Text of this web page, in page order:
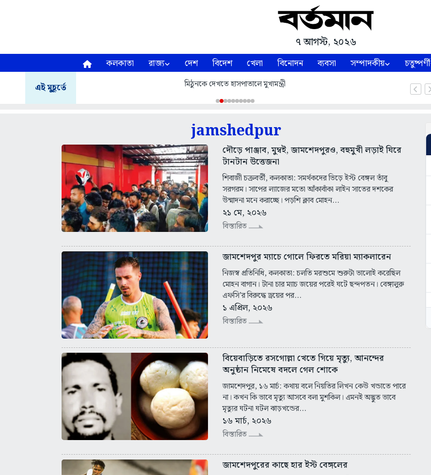
৭ আগস্ট, ২০২৬
কলকাতা রাজ্য দেশ বিদেশ খেলা বিনোদন ব্যবসা সম্পাদকীয় চতুষ্পর্ণী
এই মুহূর্তে মিঠুনকে দেখতে হাসপাতালে মুখ্যমন্ত্রী
jamshedpur
দৌড়ে পাঞ্জাব, মুম্বই, জামশেদপুরও, বহুমুখী লড়াই ঘিরে
টানটান উত্তেজনা
শিবাজী চক্রবর্তী, কলকাতা: সমর্থকদের ভিড়ে ইস্ট বেঙ্গল তাঁবু
সরগরম। সাপের ল্যাজের মতো আঁকাবাঁকা লাইন সাতের দশকের
উন্মাদনা মনে করাচ্ছে। পড়শি ক্লাব মোহন...
২১ মে, ২০২৬
বিস্তারিত
জামশেদপুর ম্যাচে গোলে ফিরতে মরিয়া ম্যাকলারেন
নিজস্ব প্রতিনিধি, কলকাতা: চলতি মরশুমে শুরুটা ভালোই করেছিল
মোহন বাগান। টানা চার ম্যাচ জয়ের পরেই ঘটে ছন্দপতন। বেঙ্গালুরু
এফসি’র বিরুদ্ধে ড্রয়ের পর...
১ এপ্রিল, ২০২৬
বিস্তারিত
বিয়েবাড়িতে রসগোল্লা খেতে গিয়ে মৃত্যু, আনন্দের
অনুষ্ঠান নিমেষে বদলে গেল শোকে
জামশেদপুর, ১৬ মার্চ: কথায় বলে নিয়তির লিখন কেউ খন্ডাতে পারে
না। কখন কি ভাবে মৃত্যু আসবে বলা মুশকিল। এমনই অদ্ভুত ভাবে
মৃত্যুর ঘটনা ঘটল ঝাড়খন্ডের...
১৬ মার্চ, ২০২৬
বিস্তারিত
জামশেদপুরের কাছে হার ইস্ট বেঙ্গলের